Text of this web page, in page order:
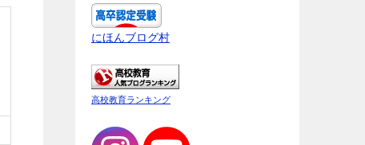
にほんブログ村
高校教育ランキング